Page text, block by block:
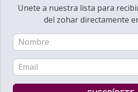
Bienvenido al Zohar
Unete a nuestra lista para
del zohar directamente